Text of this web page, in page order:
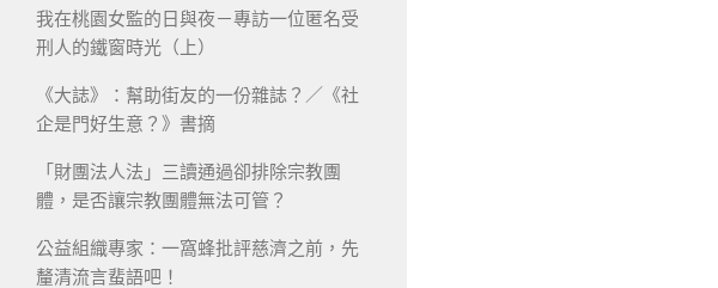
我在桃園女監的日與夜－專訪一位匿名受
刑人的鐵窗時光（上）
《大誌》：幫助街友的一份雜誌？／《社
企是門好生意？》書摘
「財團法人法」三讀通過卻排除宗教團
體，是否讓宗教團體無法可管？
公益組織專家：一窩蜂批評慈濟之前，先
釐清流言蜚語吧！